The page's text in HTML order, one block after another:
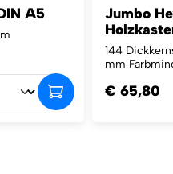
A5
Jumbo
144
mm
€ 65,80